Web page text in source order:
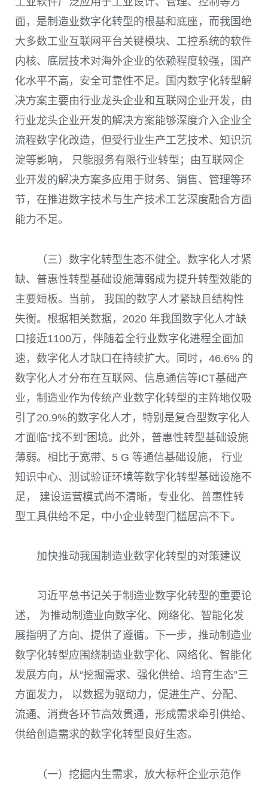
面，是制造业数字化转型的根基和底座，而我国绝
大多数工业互联网平台关键模块、工控系统的软件
内核、底层技术对海外企业的依赖程度较强，国产
化水平不高，安全可靠性不足。国内数字化转型解
决方案主要由行业龙头企业和互联网企业开发，由
行业龙头企业开发的解决方案能够深度介入企业全
流程数字化改造，但受行业生产工艺技术、知识沉
淀等影响， 只能服务有限行业转型；由互联网企
业开发的解决方案多应用于财务、销售、管理等环
节，在推进数字技术与生产技术工艺深度融合方面
能力不足。
（三）数字化转型生态不健全。数字化人才紧
缺、普惠性转型基础设施薄弱成为提升转型效能的
主要短板。当前， 我国的数字人才紧缺且结构性
失衡。根据相关数据， 2020 年我国数字化人才缺
口接近1100万，伴随着全行业数字化进程全面加
速，数字化人才缺口在持续扩大。同时， 46.6% 的
数字化人才分布在互联网、信息通信等ICT基础产
业，制造业作为传统产业数字化转型的主阵地仅吸
引了20.9%的数字化人才，特别是复合型数字化人
才面临“找不到”困境。此外，普惠性转型基础设施
薄弱。相比于宽带、 5 G 等通信基础设施， 行业
知识中心、测试验证环境等数字化转型基础设施不
足， 建设运营模式尚不清晰，专业化、普惠性转
型工具供给不足，中小企业转型门槛居高不下。
加快推动我国制造业数字化转型的对策建议
习近平总书记关于制造业数字化转型的重要论
述， 为推动制造业向数字化、网络化、智能化发
展指明了方向、提供了遵循。下一步，推动制造业
数字化转型应围绕制造业数字化、网络化、智能化
发展方向，从“挖掘需求、强化供给、培育生态”三
方面发力， 以数据为驱动力，促进生产、分配、
流通、消费各环节高效贯通，形成需求牵引供给、
供给创造需求的数字化转型良好生态。
（一）挖掘内生需求，放大标杆企业示范作